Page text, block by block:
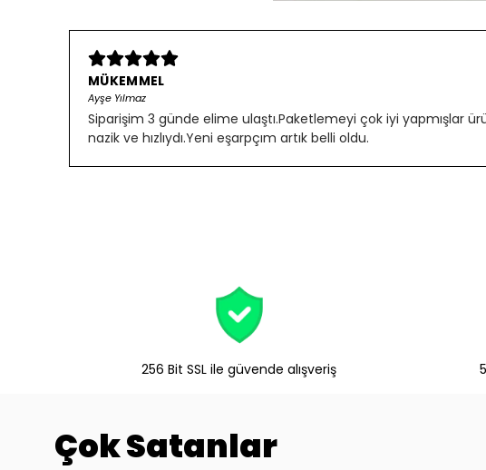
MÜKEMMEL
Ayşe Yılmaz
Siparişim 3 günde elime ulaştı.Paketlemeyi çok iyi yapmışlar
nazik ve hızlıydı.Yeni eşarpçım artık belli oldu.
256 Bit SSL ile güvende alışveriş
Çok Satanlar